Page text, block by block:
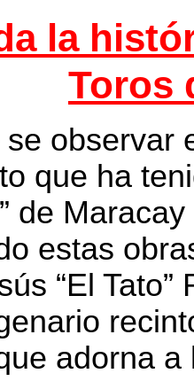
la
Toros
observar
que ha
de
estas
“El
adorna